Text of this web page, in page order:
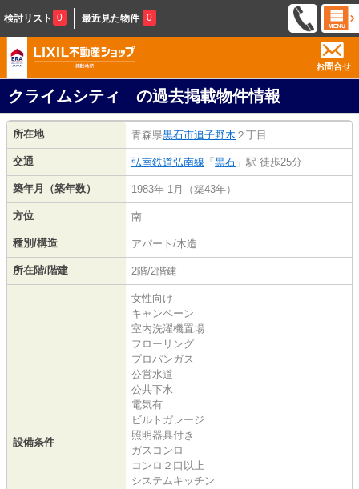
検討リスト 0 最近見た物件 0
お問合せ
クライムシティ の過去掲載物件情報
所在地 青森県黒石市追子野木 ２丁目
交通 弘南鉄道弘南線 「 黒石 」駅 徒歩25分
築年月（築年数） 1983年 1月（築43年）
方位 南
種別/構造 アパート/木造
所在階/階建 2階/2階建
設備条件
女性向け
キャンペーン
室内洗濯機置場
フローリング
プロパンガス
公営水道
公共下水
電気有
ビルトガレージ
照明器具付き
ガスコンロ
コンロ２口以上
システムキッチン